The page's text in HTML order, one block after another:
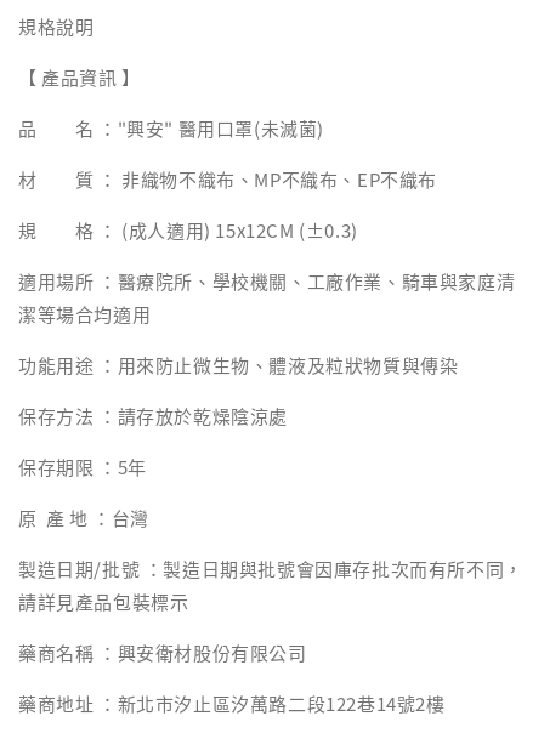
規格說明
【 產品資訊 】
品 名 ："興安" 醫用口罩(未滅菌)
材 質 ： 非織物不織布、MP不織布、EP不織布
規 格 ： (成人適用) 15x12CM (±0.3)
適用場所 ：醫療院所、學校機關、工廠作業、騎車與家庭清
潔等場合均適用
功能用途 ：用來防止微生物、體液及粒狀物質與傳染
保存方法 ：請存放於乾燥陰涼處
保存期限 ：5年
原 產 地 ：台灣
製造日期/批號 ：製造日期與批號會因庫存批次而有所不同，
請詳見產品包裝標示
藥商名稱 ：興安衛材股份有限公司
藥商地址 ：新北市汐止區汐萬路二段122巷14號2樓